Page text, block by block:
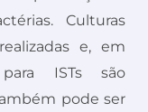
Culturas
e, em
ISTs são
pode ser